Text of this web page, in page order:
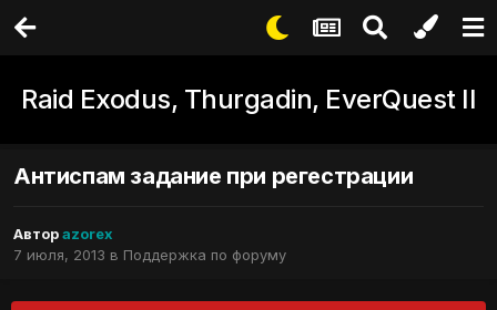
Raid Exodus, Thurgadin, EverQuest II
Антиспам задание при регестрации
Авторazorex
7 июля, 2013 в Поддержка по форуму